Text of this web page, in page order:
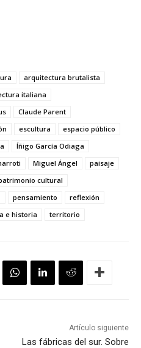
arquitectura brutalista
italiana
Claude Parent
escultura
espacio público
Íñigo García Odiaga
Miguel Ángel
paisaje
cultural
pensamiento
reflexión
e historia territorio
Artículo siguiente
Las fábricas del sur. Sobre